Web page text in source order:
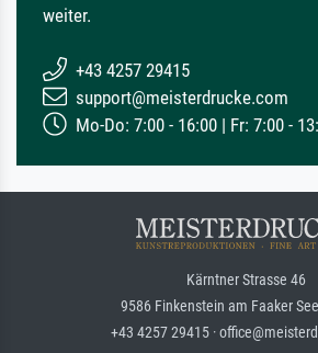
weiter.
+43 4257 29415
support@meisterdrucke.com
Mo-Do: 7:00 - 16:00 | Fr: 7:00 -
Kärntner Strasse 46
9586 Finkenstein am Faaker
+43 4257 29415 ·